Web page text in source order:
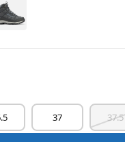
37 37.5